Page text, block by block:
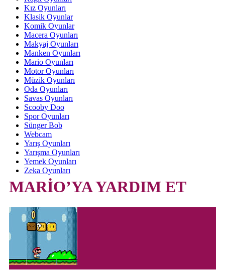
Kız Oyunları
Klasik Oyunlar
Komik Oyunlar
Macera Oyunları
Makyaj Oyunları
Manken Oyunları
Mario Oyunları
Motor Oyunları
Müzik Oyunları
Oda Oyunları
Savas Oyunları
Scooby Doo
Spor Oyunları
Sünger Bob
Webcam
Yarış Oyunları
Yarışma Oyunları
Yemek Oyunları
Zeka Oyunları
MARİO’YA YARDIM ET